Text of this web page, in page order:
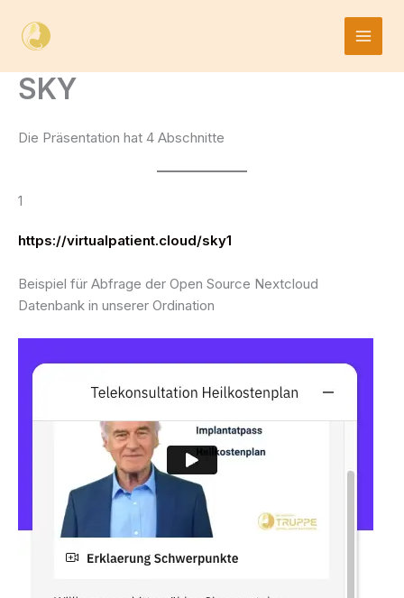
content
SKY
Die Präsentation hat 4 Abschnitte
1
https://virtualpatient.cloud/sky1
Beispiel für Abfrage der Open Source Nextcloud
Datenbank in unserer Ordination